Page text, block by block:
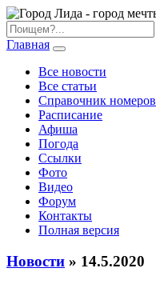
Главная
Все новости
Все статьи
Справочник номеров
Расписание
Афиша
Погода
Ссылки
Фото
Видео
Форум
Контакты
Полная версия
Новости » 14.5.2020